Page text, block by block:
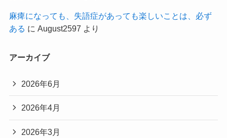
麻痺になっても、失語症があっても楽しいことは、必ず
ある に August2597 より
アーカイブ
2026年6月
2026年4月
2026年3月